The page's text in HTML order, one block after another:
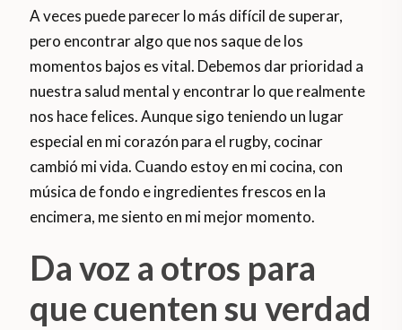
A veces puede parecer lo más difícil de superar,
pero encontrar algo que nos saque de los
momentos bajos es vital. Debemos dar prioridad a
nuestra salud mental y encontrar lo que realmente
nos hace felices. Aunque sigo teniendo un lugar
especial en mi corazón para el rugby, cocinar
cambió mi vida. Cuando estoy en mi cocina, con
música de fondo e ingredientes frescos en la
encimera, me siento en mi mejor momento.
Da voz a otros para
que cuenten su verdad